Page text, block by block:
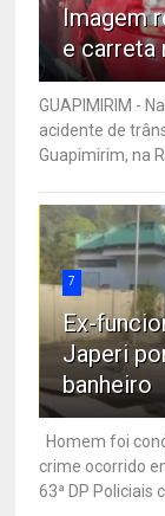
Imagem
e carreta
GUAPIMIRIM -
acidente de
Guapimirim, na
7
Ex-
Japeri
banheiro
Homem foi
crime ocorrido
63ª DP Policiais